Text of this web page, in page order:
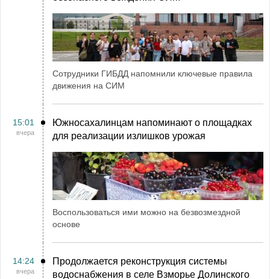
Сотрудники ГИБДД напомнили ключевые правила
движения на СИМ
15:01
вчера
Южносахалинцам напоминают о площадках
для реализации излишков урожая
Воспользоваться ими можно на безвозмездной
основе
14:24
вчера
Продолжается реконструкция системы
водоснабжения в селе Взморье Долинского